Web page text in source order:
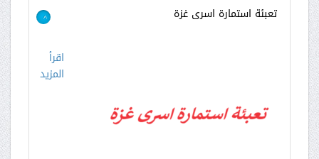
تعبئة استمارة اسرى غزة >
اقرأ
المزيد